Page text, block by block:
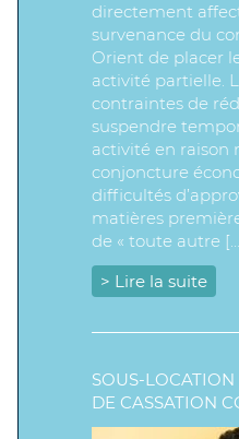
directement
survenance du
Orient de placer
activité partielle.
contraintes de
suspendre
activité en raison
conjoncture
difficultés
matières
de « toute autre
> Lire la suite
SOUS-
DE CASSATION